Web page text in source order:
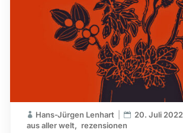
Hans-Jürgen Lenhart 20. Juli 2022
aus aller welt
rezensionen